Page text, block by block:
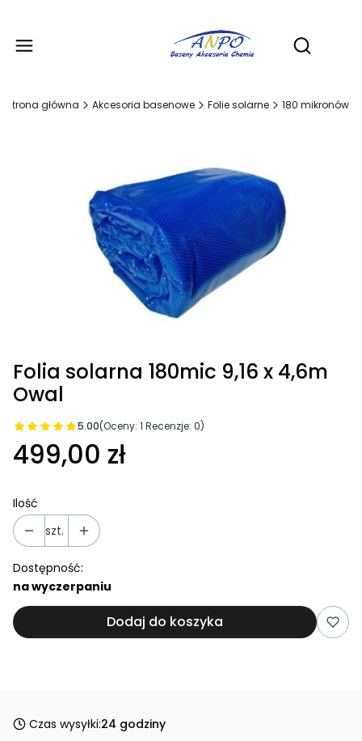
Otwórz
Strona główna Akcesoria basenowe Folie solarne 180 mikronów
Folia solarna 180mic 9,16 x 4,6m
Owal
5.00(Oceny: 1 Recenzje: 0)
499,00 zł
Ilość
szt.
Dostępność:
na wyczerpaniu
Dodaj do koszyka
Czas wysyłki:24 godziny